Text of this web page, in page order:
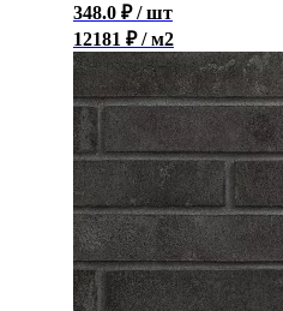
348.0 ₽ / шт
12181 ₽ / м2